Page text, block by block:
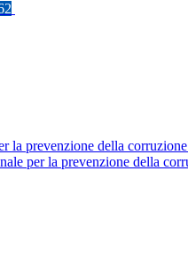
la prevenzione della
per la prevenzione della